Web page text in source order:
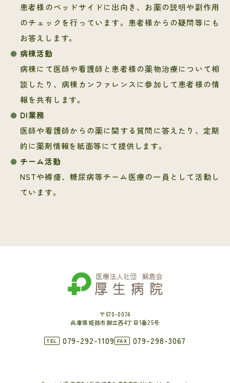
患者様のベッドサイドに出向き、お薬の説明や副作用
のチェックを行っています。患者様からの疑問等にも
お答えします。
病棟活動
病棟にて医師や看護師と患者様の薬物治療について相
談したり、病棟カンファレンスに参加して患者様の情
報を共有します。
DI業務
医師や看護師からの薬に関する質問に答えたり、定期
的に薬剤情報を紙面等にて提供します。
チーム活動
NSTや褥瘡、糖尿病等チーム医療の一員として活動し
ています。
〒670-0074
兵庫県姫路市御立西4丁目1番25号
TEL 079-292-1109 FAX 079-298-3067